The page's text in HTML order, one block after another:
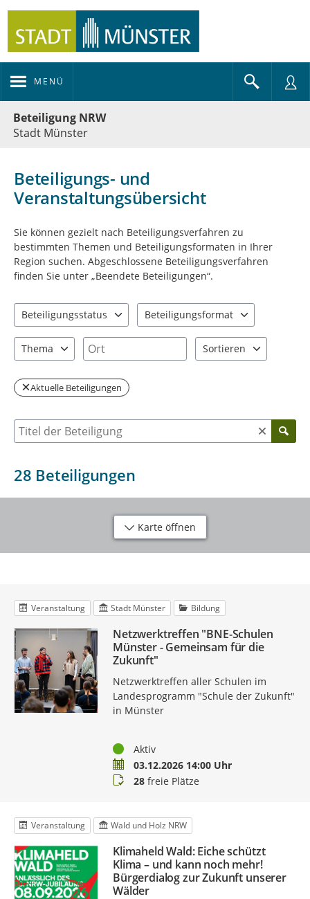
MENÜ
Beteiligung NRW
Stadt Münster
Beteiligungs- und
Veranstaltungsübersicht
Sie können gezielt nach Beteiligungsverfahren zu
bestimmten Themen und Beteiligungsformaten in Ihrer
Region suchen. Abgeschlossene Beteiligungsverfahren
finden Sie unter „Beendete Beteiligungen“.
Beteiligungsstatus
Beteiligungsformat
Thema
Ort
Sortieren
Aktuelle Beteiligungen
Suche nach Beteiligung
28 Beteiligungen
Karte öffnen
Veranstaltung Stadt Münster Bildung
Netzwerktreffen "BNE-Schulen
Münster - Gemeinsam für die
Zukunft"
Netzwerktreffen aller Schulen im
Landesprogramm "Schule der Zukunft"
in Münster
StatusAktiv
Termin03.12.2026 14:00 Uhr
Buchungsstatus
28freie Plätze
Veranstaltung Wald und Holz NRW
Klimaheld Wald: Eiche schützt
Klima – und kann noch mehr!
Bürgerdialog zur Zukunft unserer
Wälder